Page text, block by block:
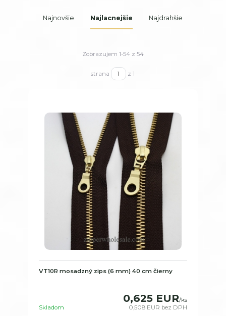
Najnovšie Najlacnejšie Najdrahšie
Zobrazujem 1-54 z 54
strana z 1
VT10R mosadzný zips (6 mm) 40 cm čierny
0,625 EUR/ks
0,508 EUR bez DPH
Skladom